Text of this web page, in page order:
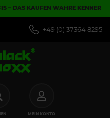
– DAS KAUFEN WAHRE KENNER
+49 (0) 37364 8295
MEIN KONTO